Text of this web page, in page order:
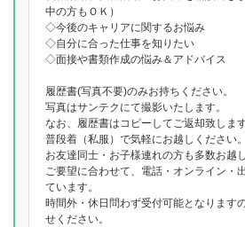
中の方もＯＫ）
◇今後のキャリアに関するお悩み
◇自分に合った仕事を知りたい
◇面接や書類作成の悩み＆アドバイス
履歴書(写真不要)のみお持ちください。
写真はサンテクにて撮影いたします。
なお、履歴書はコピーしてご返却致します
普段着（私服）で気軽にお越しください。
お友達同士・お子様連れの方も多数お越
ご要望に合わせて、電話・オンライン・
ています。
時間外・休日問わず受付可能となります
せください。